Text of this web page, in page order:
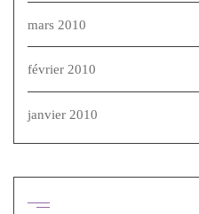
mars 2010
février 2010
janvier 2010